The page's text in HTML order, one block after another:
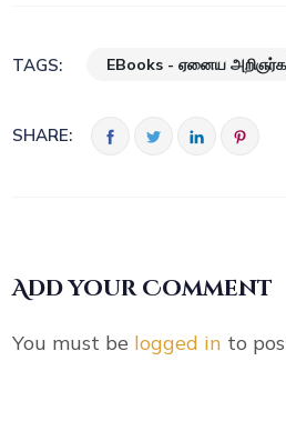
TAGS: EBooks - ஏனைய
SHARE:
Add your Comment
You must be logged in to